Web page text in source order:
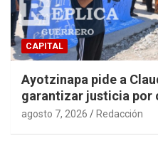
CAPITAL
Ayotzinapa pide a
garantizar justicia por
agosto 7, 2026 Redacción